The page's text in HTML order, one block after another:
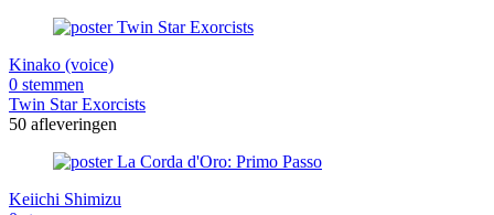
Kinako (voice)
0 stemmen
Twin Star Exorcists
50 afleveringen
Keiichi Shimizu